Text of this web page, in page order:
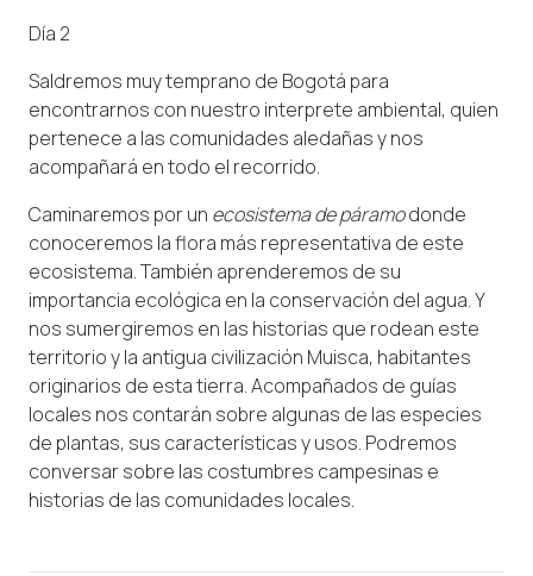
Día 2
Saldremos muy temprano de Bogotá para
encontrarnos con nuestro interprete ambiental, quien
pertenece a las comunidades aledañas y nos
acompañará en todo el recorrido.
Caminaremos por un ecosistema de páramodonde
conoceremos la flora más representativa de este
ecosistema. También aprenderemos de su
importancia ecológica en la conservación del agua. Y
nos sumergiremos en las historias que rodean este
territorio y la antigua civilización Muisca, habitantes
originarios de esta tierra. Acompañados de guías
locales nos contarán sobre algunas de las especies
de plantas, sus características y usos. Podremos
conversar sobre las costumbres campesinas e
historias de las comunidades locales.